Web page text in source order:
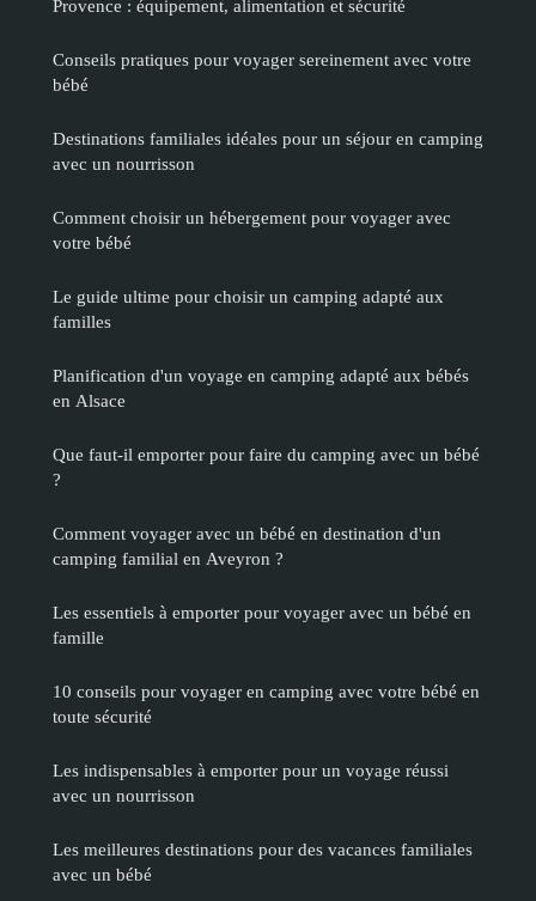
Provence : équipement, alimentation et sécurité
Conseils pratiques pour voyager sereinement avec votre
bébé
Destinations familiales idéales pour un séjour en camping
avec un nourrisson
Comment choisir un hébergement pour voyager avec
votre bébé
Le guide ultime pour choisir un camping adapté aux
familles
Planification d'un voyage en camping adapté aux bébés
en Alsace
Que faut-il emporter pour faire du camping avec un bébé
?
Comment voyager avec un bébé en destination d'un
camping familial en Aveyron ?
Les essentiels à emporter pour voyager avec un bébé en
famille
10 conseils pour voyager en camping avec votre bébé en
toute sécurité
Les indispensables à emporter pour un voyage réussi
avec un nourrisson
Les meilleures destinations pour des vacances familiales
avec un bébé